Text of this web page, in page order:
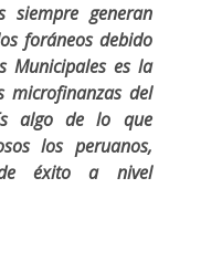
siempre generan
foráneos debido
Municipales es la
microfinanzas del
algo de lo que
los peruanos,
éxito a nivel